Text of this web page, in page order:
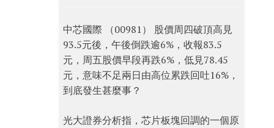
中芯國際 （00981） 股價周四破頂高見
93.5元後，午後倒跌逾6%，收報83.5
元，周五股價早段再跌6%，低見78.45
元，意味不足兩日由高位累跌回吐16%，
到底發生甚麼事？
光大證券分析指，芯片板塊回調的一個原